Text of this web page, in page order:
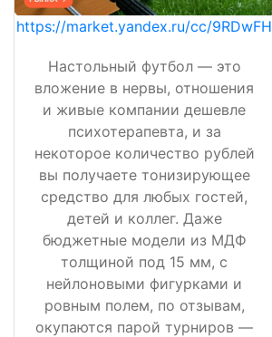
https://market.yandex.ru/cc/9RDwFH
Настольный футбол — это
вложение в нервы, отношения
и живые компании дешевле
психотерапевта, и за
некоторое количество рублей
вы получаете тонизирующее
средство для любых гостей,
детей и коллег. Даже
бюджетные модели из МДФ
толщиной под 15 мм, с
нейлоновыми фигурками и
ровным полем, по отзывам,
окупаются парой турниров —